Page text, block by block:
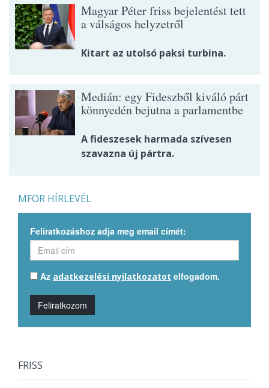
Magyar Péter friss bejelentést tett
a válságos helyzetről
Kitart az utolsó paksi turbina.
Medián: egy Fideszből kiváló párt
könnyedén bejutna a parlamentbe
A fideszesek harmada szívesen
szavazna új pártra.
MFOR HÍRLEVÉL
Feliratkozáshoz adja meg email címét:
Az adatkezelési nyilatkozatot elfogadom.
Feliratkozom
FRISS